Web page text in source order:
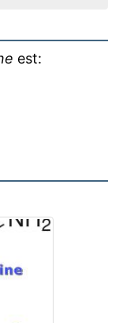
est: